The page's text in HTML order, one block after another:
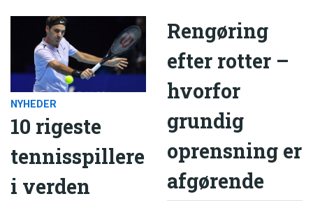
NYHEDER
10 rigeste
tennisspillere
i verden
Rengøring
efter rotter –
hvorfor
grundig
oprensning er
afgørende